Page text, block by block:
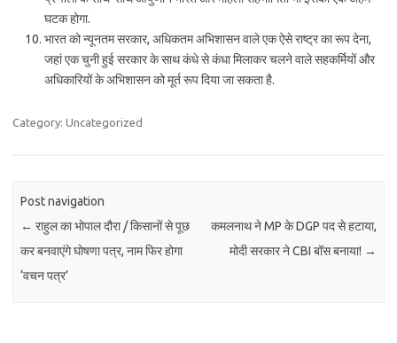
घटक होगा.
भारत को न्यूनतम सरकार, अधिकतम अभिशासन वाले एक ऐसे राष्ट्र का रूप देना,
जहां एक चुनी हुई सरकार के साथ कंधे से कंधा मिलाकर चलने वाले सहकर्मियों और
अधिकारियों के अभिशासन को मूर्त रूप दिया जा सकता है.
Category: Uncategorized
Post navigation
← राहुल का भोपाल दौरा / किसानों से पूछ
कर बनवाएंगे घोषणा पत्र, नाम फिर होगा
‘वचन पत्र’
कमलनाथ ने MP के DGP पद से हटाया,
मोदी सरकार ने CBI बॉस बनाया! →